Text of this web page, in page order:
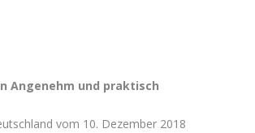
Angenehm und praktisch
vom 10. Dezember 2018